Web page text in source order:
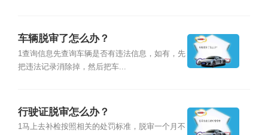
车辆脱审了怎么办？
1查询信息先查询车辆是否有违法信息，如有，先
把违法记录消除掉，然后把车...
行驶证脱审怎么办？
1马上去补检按照相关的处罚标准，脱审一个月不